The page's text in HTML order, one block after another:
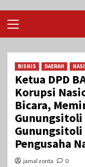
Menu
BISNIS DAERAH
Ketua DPD
Korupsi
Bicara,
Gunungsitoli
Pengusaha
jamal zonta 0